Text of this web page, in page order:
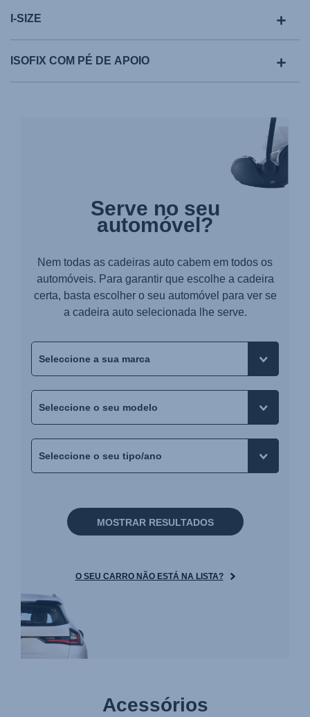
I-SIZE
ISOFIX COM PÉ DE APOIO
Serve no seu
automóvel?
Nem todas as cadeiras auto cabem em todos os
automóveis. Para garantir que escolhe a cadeira
certa, basta escolher o seu automóvel para ver se
a cadeira auto selecionada lhe serve.
MOSTRAR RESULTADOS
O SEU CARRO NÃO ESTÁ NA LISTA?
Acessórios